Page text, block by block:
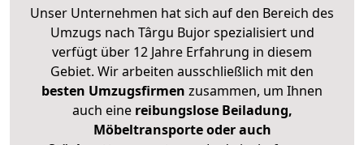
Unser Unternehmen hat sich auf den Bereich des
Umzugs nach Târgu Bujor spezialisiert und
verfügt über 12 Jahre Erfahrung in diesem
Gebiet. Wir arbeiten ausschließlich mit den
besten Umzugsfirmen zusammen, um Ihnen
auch eine reibungslose Beiladung,
Möbeltransporte oder auch